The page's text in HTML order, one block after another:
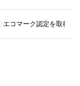
エコマーク認定を取得し